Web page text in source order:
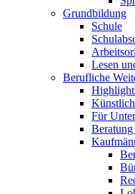
Grundbildung
Schule
Lesen
Berufliche
Für